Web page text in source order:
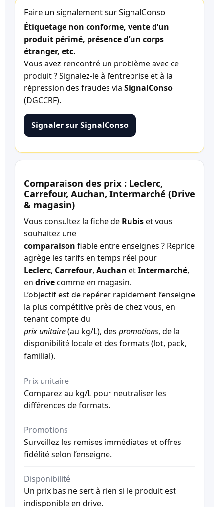
Faire un signalement sur SignalConso
Étiquetage non conforme, vente d’un
produit périmé, présence d’un corps
étranger, etc.
Vous avez rencontré un problème avec ce
produit ? Signalez-le à l’entreprise et à la
répression des fraudes via SignalConso
(DGCCRF).
Signaler sur SignalConso
Comparaison des prix : Leclerc,
Carrefour, Auchan, Intermarché (Drive
& magasin)
Vous consultez la fiche de Rubiset vous
souhaitez une
comparaison fiable entre enseignes ? Reprice
agrège les tarifs en temps réel pour
Leclerc, Carrefour, Auchan etIntermarché,
en drivecomme en magasin.
L’objectif est de repérer rapidement l’enseigne
la plus compétitive près de chez vous, en
tenant compte du
prix unitaire(au kg/L), des promotions, de la
disponibilité locale et des formats (lot, pack,
familial).
Prix unitaire
Comparez au kg/L pour neutraliser les
différences de formats.
Promotions
Surveillez les remises immédiates et offres
fidélité selon l’enseigne.
Disponibilité
Un prix bas ne sert à rien si le produit est
indisponible en drive.